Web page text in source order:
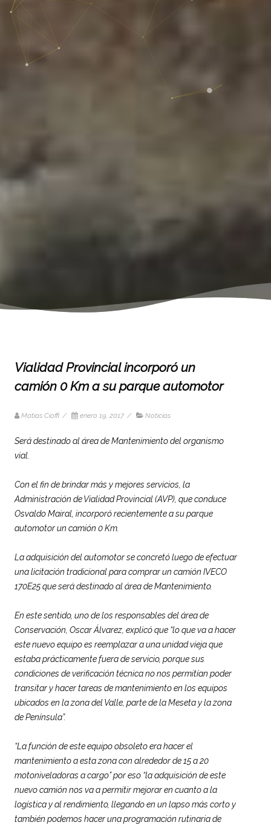
Vialidad Provincial incorporó un
camión 0 Km a su parque automotor
Matias Cioffi / enero 19, 2017 / Noticias
Será destinado al área de Mantenimiento del organismo
vial.
Con el fin de brindar más y mejores servicios, la
Administración deVialidadProvincial(AVP), que conduce
Osvaldo Mairal, incorporó recientemente a su parque
automotor un camión 0 Km.
La adquisición del automotor se concretó luego de efectuar
una licitación tradicional para comprar un camión IVECO
170E25 que será destinado al área de Mantenimiento.
En este sentido, uno de los responsables del área de
Conservación, Oscar Álvarez, explicó que “lo que va a hacer
este nuevo equipo es reemplazar a una unidad vieja que
estaba prácticamente fuera de servicio, porque sus
condiciones de verificación técnica no nos permitían poder
transitar y hacer tareas de mantenimiento en los equipos
ubicados en la zona del Valle, parte de la Meseta y la zona
de Península”.
“La función de este equipo obsoleto era hacer el
mantenimiento a esta zona con alrededor de 15 a 20
motoniveladoras a cargo” por eso “la adquisición de este
nuevo camión nos va a permitir mejorar en cuanto a la
logística y al rendimiento, llegando en un lapso más corto y
también podemos hacer una programación rutinaria de